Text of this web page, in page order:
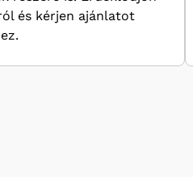
és kérjen ajánlatot